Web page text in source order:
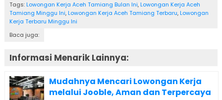
Tags: Lowongan Kerja Aceh Tamiang Bulan Ini, Lowongan Kerja Aceh
Tamiang Minggu Ini, Lowongan Kerja Aceh Tamiang Terbaru, Lowongan
Kerja Terbaru Minggu Ini
Baca juga:
Informasi Menarik Lainnya:
Mudahnya Mencari Lowongan Kerja
melalui Jooble, Aman dan Terpercaya